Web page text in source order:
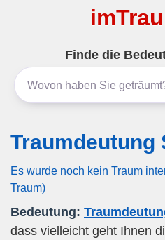
Finde die
Traumdeutung
Es wurde noch kein Traum
Traum)
Bedeutung:
dass vielleicht geht Ihnen